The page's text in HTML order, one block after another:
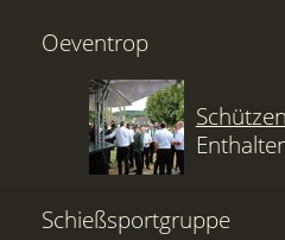
Oeventrop
Schießsportgruppe